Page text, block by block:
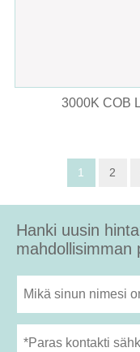
3000K COB
1 2
Hanki uusin
mahdollisimman